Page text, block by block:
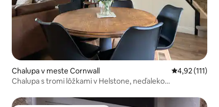
Chalupa v meste Cornwall Priemerné
4,92 (111)
Chalupa s tromi lôžkami v Helstone, neďaleko